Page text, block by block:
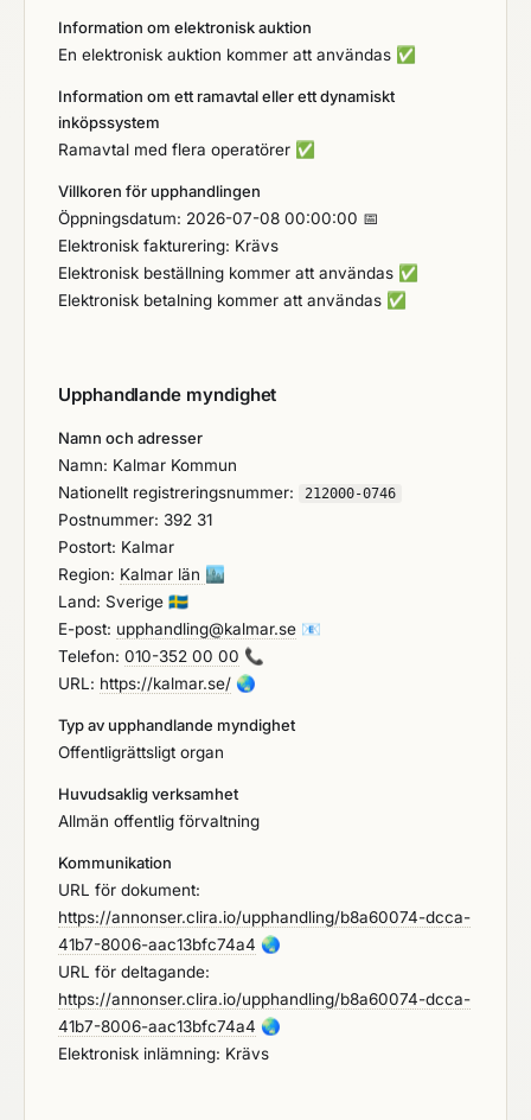
Information om elektronisk auktion
En elektronisk auktion kommer att användas ✅
Information om ett ramavtal eller ett dynamiskt
inköpssystem
Ramavtal med flera operatörer ✅
Villkoren för upphandlingen
Öppningsdatum: 2026-07-08 00:00:00 📅
Elektronisk fakturering: Krävs
Elektronisk beställning kommer att användas ✅
Elektronisk betalning kommer att användas ✅
Upphandlande myndighet
Namn och adresser
Namn: Kalmar Kommun
Nationellt registreringsnummer:
212000-0746
Postnummer: 392 31
Postort: Kalmar
Region: Kalmar län 🏙️
Land: Sverige 🇸🇪
E-post: upphandling@kalmar.se 📧
Telefon: 010-352 00 00 📞
URL: https://kalmar.se/ 🌏
Typ av upphandlande myndighet
Offentligrättsligt organ
Huvudsaklig verksamhet
Allmän offentlig förvaltning
Kommunikation
URL för dokument:
https://annonser.clira.io/upphandling/b8a60074-dcca-
41b7-8006-aac13bfc74a4 🌏
URL för deltagande:
https://annonser.clira.io/upphandling/b8a60074-dcca-
41b7-8006-aac13bfc74a4 🌏
Elektronisk inlämning: Krävs